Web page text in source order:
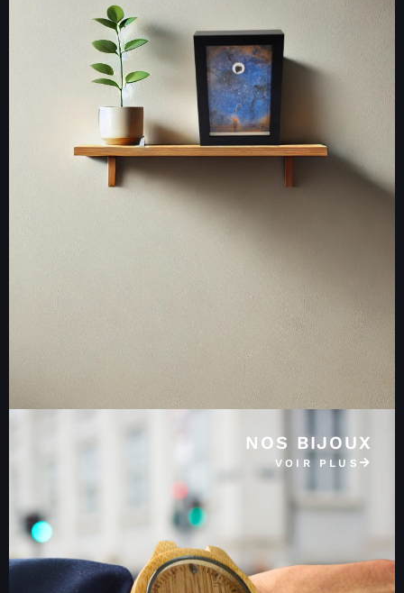
NOS BIJOUX
VOIR PLUS